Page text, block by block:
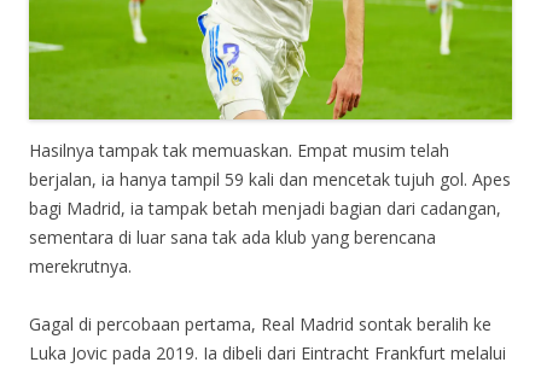
Hasilnya tampak tak memuaskan. Empat musim telah
berjalan, ia hanya tampil 59 kali dan mencetak tujuh gol. Apes
bagi Madrid, ia tampak betah menjadi bagian dari cadangan,
sementara di luar sana tak ada klub yang berencana
merekrutnya.
Gagal di percobaan pertama, Real Madrid sontak beralih ke
Luka Jovic pada 2019. Ia dibeli dari Eintracht Frankfurt melalui